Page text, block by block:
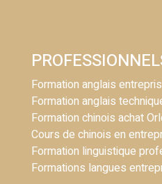
Formation anglais
Formation anglais
Formation chinois achat
Cours de chinois en
Formation linguistique
Formations langues